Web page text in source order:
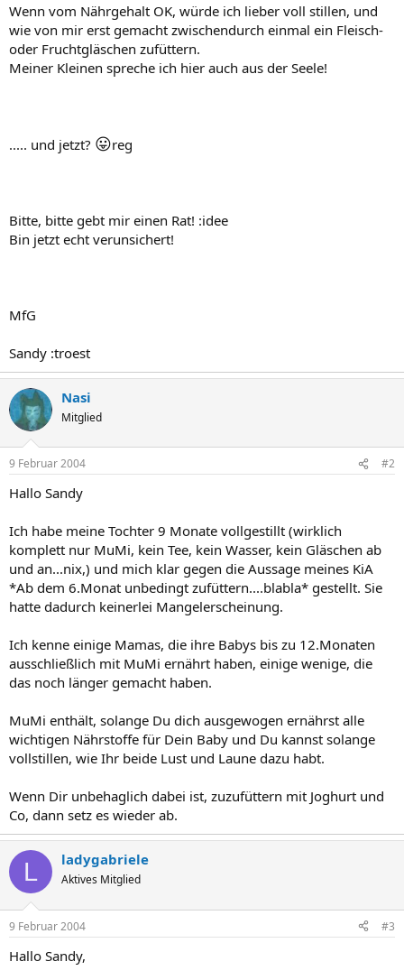
Wenn vom Nährgehalt OK, würde ich lieber voll stillen, und
wie von mir erst gemacht zwischendurch einmal ein Fleisch-
oder Fruchtgläschen zufüttern.
Meiner Kleinen spreche ich hier auch aus der Seele!
..... und jetzt? 😛reg
Bitte, bitte gebt mir einen Rat! :idee
Bin jetzt echt verunsichert!
MfG
Sandy :troest
Nasi
Mitglied
9 Februar 2004 #2
Hallo Sandy
Ich habe meine Tochter 9 Monate vollgestillt (wirklich
komplett nur MuMi, kein Tee, kein Wasser, kein Gläschen ab
und an...nix,) und mich klar gegen die Aussage meines KiA
*Ab dem 6.Monat unbedingt zufüttern....blabla* gestellt. Sie
hatte dadurch keinerlei Mangelerscheinung.
Ich kenne einige Mamas, die ihre Babys bis zu 12.Monaten
ausschließlich mit MuMi ernährt haben, einige wenige, die
das noch länger gemacht haben.
MuMi enthält, solange Du dich ausgewogen ernährst alle
wichtigen Nährstoffe für Dein Baby und Du kannst solange
vollstillen, wie Ihr beide Lust und Laune dazu habt.
Wenn Dir unbehaglich dabei ist, zuzufüttern mit Joghurt und
Co, dann setz es wieder ab.
L ladygabriele
Aktives Mitglied
9 Februar 2004 #3
Hallo Sandy,